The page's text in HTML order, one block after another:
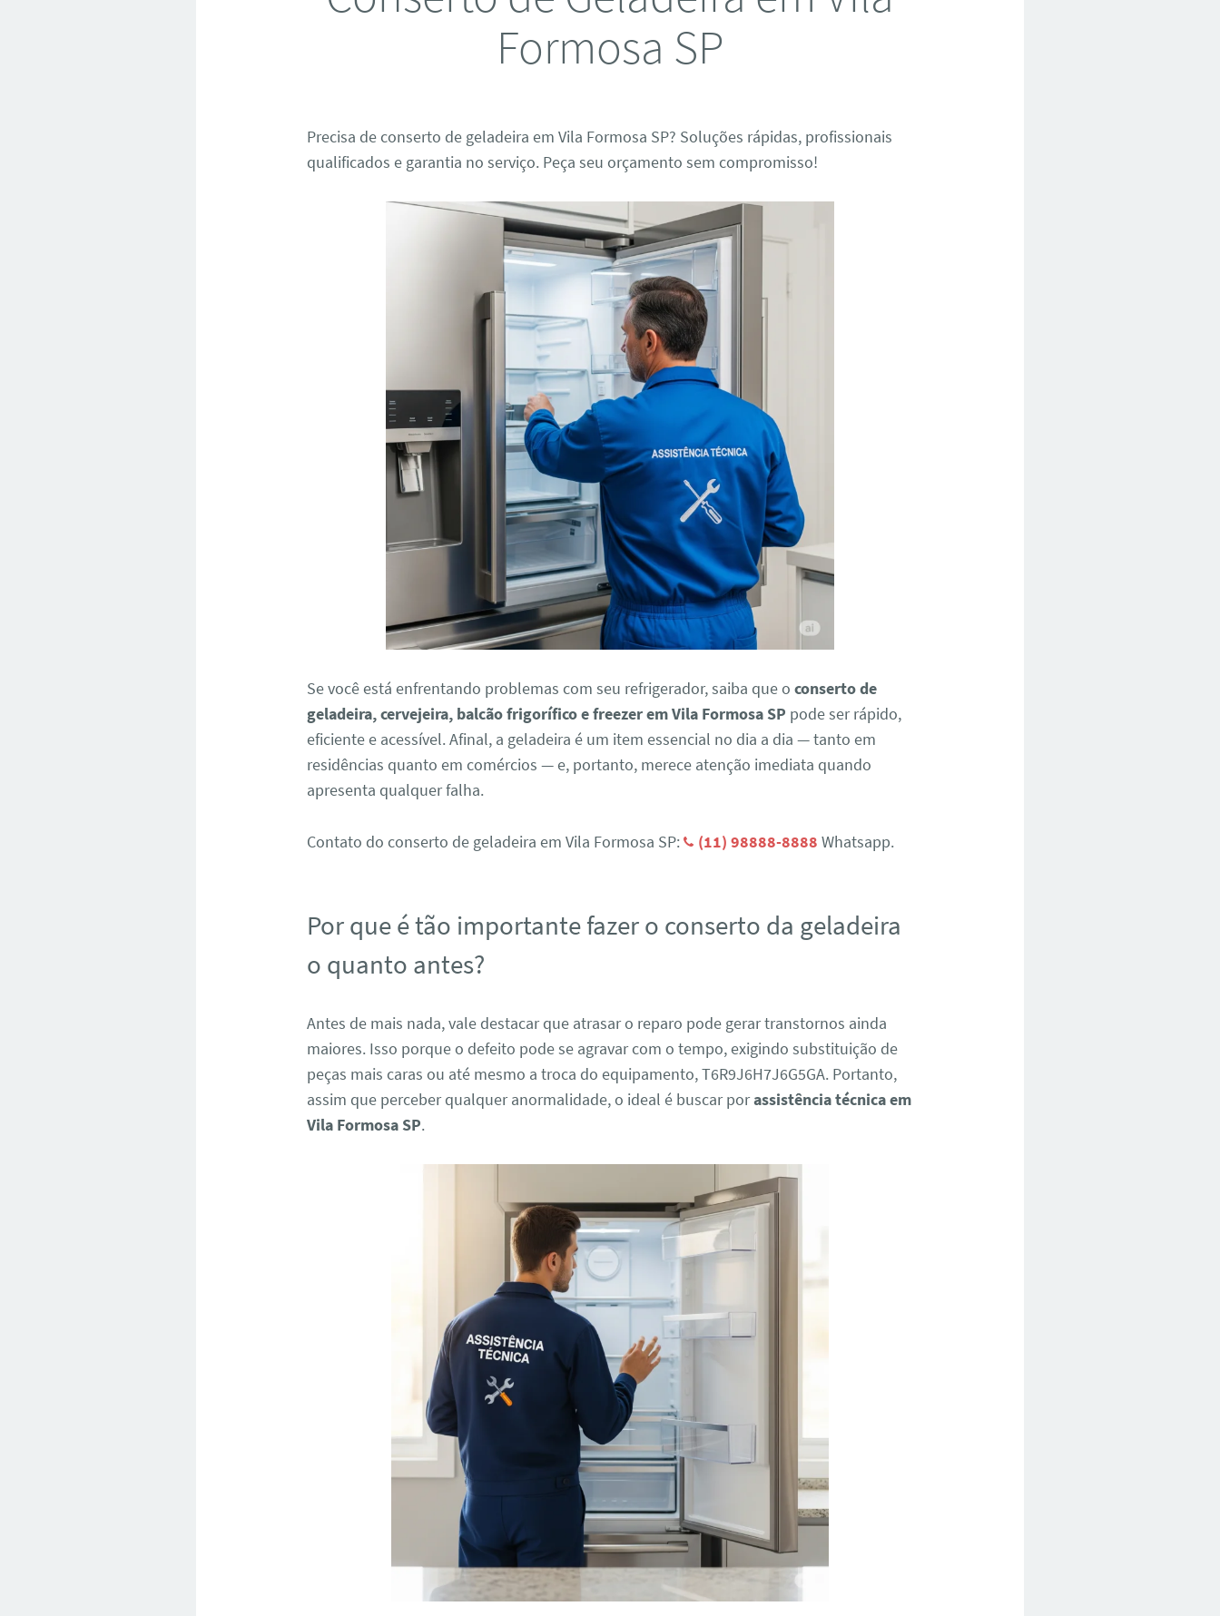
Formosa SP
Precisa de conserto de geladeira em Vila Formosa SP? Soluções rápidas, profissionais
qualificados e garantia no serviço. Peça seu orçamento sem compromisso!
Se você está enfrentando problemas com seu refrigerador, saiba que oconserto de
geladeira, cervejeira, balcão frigorífico e freezer em Vila Formosa SP pode ser rápido,
eficiente e acessível. Afinal, a geladeira é um item essencial no dia a dia — tanto em
residências quanto em comércios — e, portanto, merece atenção imediata quando
apresenta qualquer falha.
Contato do conserto de geladeira em Vila Formosa SP: (11) 98888-8888 Whatsapp.
Por que é tão importante fazer o conserto da geladeira
o quanto antes?
Antes de mais nada, vale destacar que atrasar o reparo pode gerar transtornos ainda
maiores. Isso porque o defeito pode se agravar com o tempo, exigindo substituição de
peças mais caras ou até mesmo a troca do equipamento, T6R9J6H7J6G5GA. Portanto,
assim que perceber qualquer anormalidade, o ideal é buscar porassistência técnica em
Vila Formosa SP.